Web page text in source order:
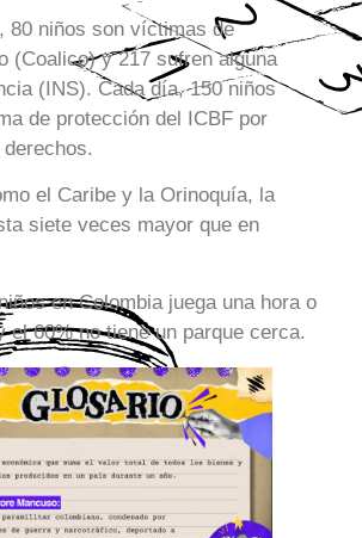
80 niños son víctimas de
(Coalico) y 217 sufren alguna
(INS). Cada día, 150 niños
de protección del ICBF por
el Caribe y la Orinoquía, la
siete veces mayor que en
en Colombia juega una hora o
el 60% no tiene un parque cerca.